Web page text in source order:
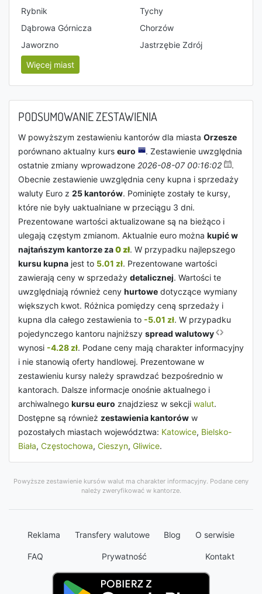
Rybnik
Tychy
Dąbrowa Górnicza
Chorzów
Jaworzno
Jastrzębie Zdrój
Więcej miast
PODSUMOWANIE ZESTAWIENIA
W powyższym zestawieniu kantorów dla miasta Orzesze
porównano aktualny kurs euro
. Zestawienie uwzględnia
ostatnie zmiany wprowadzone 2026-08-07 00:16:02
.
Obecnie zestawienie uwzględnia ceny kupna i sprzedaży
waluty Euro z 25 kantorów. Pominięte zostały te kursy,
które nie były uaktualniane w przeciągu 3 dni.
Prezentowane wartości aktualizowane są na bieżąco i
ulegają częstym zmianom. Aktualnie euro można kupić w
najtańszym kantorze za0 zł. W przypadku najlepszego
kursu kupna jest to 5.01 zł. Prezentowane wartości
zawierają ceny w sprzedaży detalicznej. Wartości te
uwzględniają również ceny hurtowe dotyczące wymiany
większych kwot. Różnica pomiędzy ceną sprzedaży i
kupna dla całego zestawienia to -5.01 zł. W przypadku
pojedynczego kantoru najniższy spread walutowy
wynosi -4.28 zł. Podane ceny mają charakter informacyjny
i nie stanowią oferty handlowej. Prezentowane w
zestawieniu kursy należy sprawdzać bezpośrednio w
kantorach. Dalsze informacje onośnie aktualnego i
archiwalnego kursu euro znajdziesz w sekcji walut.
Dostępne są również zestawienia kantorów w
pozostałych miastach województwa: Katowice, Bielsko-
Biała, Częstochowa, Cieszyn, Gliwice.
Powyższe zestawienie kursów walut ma charakter informacyjny. Podane ceny
należy zweryfikować w kantorze.
Reklama Transfery walutowe Blog O serwisie
FAQ Prywatność Kontakt